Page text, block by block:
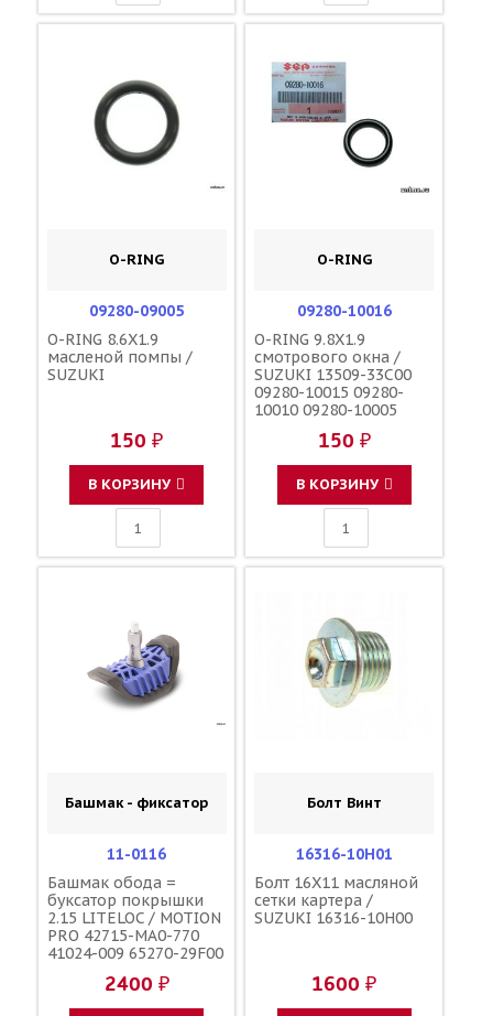
O-RING
09280-09005
O-RING 8.6X1.9
масленой помпы /
SUZUKI
150 ₽
В КОРЗИНУ
O-RING
09280-10016
O-RING 9.8X1.9
смотрового окна /
SUZUKI 13509-33C00
09280-10015 09280-
10010 09280-10005
150 ₽
В КОРЗИНУ
Башмак - фиксатор
11-0116
Башмак обода =
буксатор покрышки
2.15 LITELOC / MOTION
PRO 42715-MA0-770
41024-009 65270-29F00
25394-00-002400 ₽
Болт Винт
16316-10H01
Болт 16X11 масляной
сетки картера /
SUZUKI 16316-10H00
1600 ₽